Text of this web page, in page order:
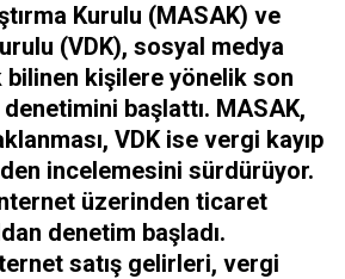
Kurulu (MASAK) ve
(VDK), sosyal medya
kişilere yönelik son
denetimini başlattı. MASAK,
VDK ise vergi kayıp
incelemesini sürdürüyor.
üzerinden ticaret
denetim başladı.
satış gelirleri, vergi